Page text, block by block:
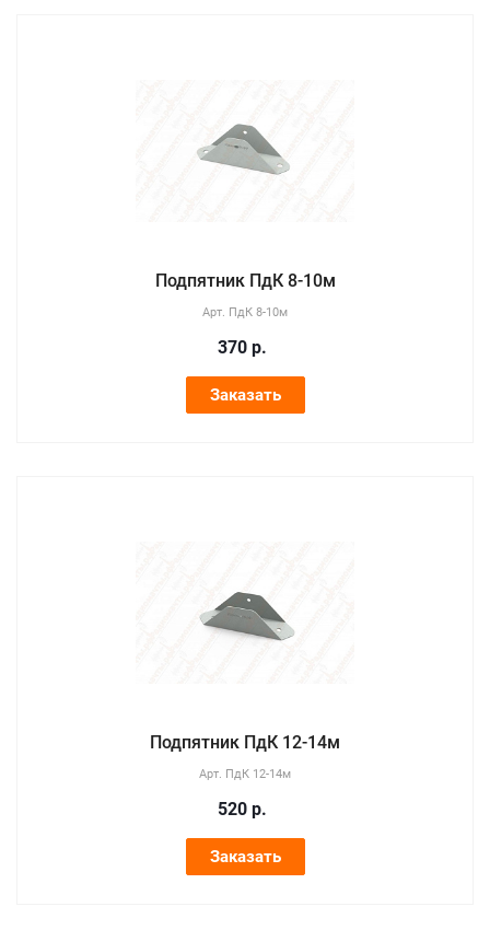
Подпятник ПдК 8-10м
Арт. ПдК 8-10м
370 р.
Заказать
Подпятник ПдК 12-14м
Арт. ПдК 12-14м
520 р.
Заказать